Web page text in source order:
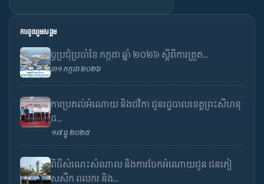
ការចូលរួមសង្គម
ច្ចប្រជុំប្រចាំខែ កក្កដា ឆ្នាំ ២០២៦ ស្តីពីការត្រួត...
៣១ កក្កដា ២០២៦
ការប្រគល់អំណោយ និងថវិកា ជូនរដ្ឋបាលខេត្តព្រះសីហនុ
ដ...
១៧ ធ្នូ ២០២៥
ពិធីសំណេះសំណាល និងការចែកអំណោយជូន ជនភៀ
សសឹក ពលករ និង...